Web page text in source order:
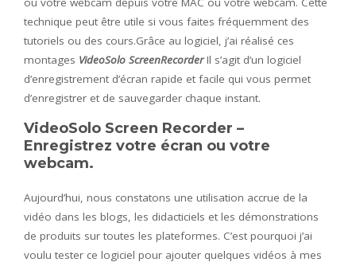
technique peut être utile si vous faites fréquemment des
tutoriels ou des cours.Grâce au logiciel, j’ai réalisé ces
montages VideoSolo ScreenRecorderIl s’agit d’un logiciel
d’enregistrement d’écran rapide et facile qui vous permet
d’enregistrer et de sauvegarder chaque instant.
VideoSolo Screen Recorder –
Enregistrez votre écran ou votre
webcam.
Aujourd’hui, nous constatons une utilisation accrue de la
vidéo dans les blogs, les didacticiels et les démonstrations
de produits sur toutes les plateformes. C’est pourquoi j’ai
voulu tester ce logiciel pour ajouter quelques vidéos à mes